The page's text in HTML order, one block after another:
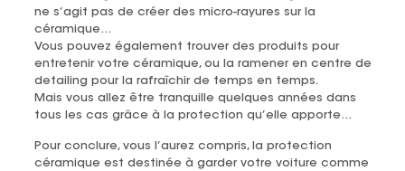
ne s’agit pas de créer des micro-rayures sur la
céramique…
Vous pouvez également trouver des produits pour
entretenir votre céramique, ou la ramener en centre de
detailing pour la rafraîchir de temps en temps.
Mais vous allez être tranquille quelques années dans
tous les cas grâce à la protection qu’elle apporte…
Pour conclure, vous l’aurez compris, la protection
céramique est destinée à garder votre voiture comme